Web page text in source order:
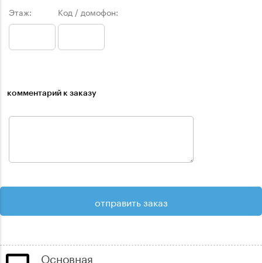
Этаж: Код / домофон:
комментарий к заказу
Основная